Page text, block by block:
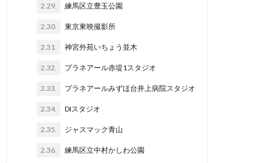
2.29. 練馬区立豊玉公園
2.30. 東京東映撮影所
2.31. 神宮外苑いちょう並木
2.32. プラネアール赤堤1スタジオ
2.33. プラネアールみずほ台井上病院スタジオ
2.34. DIスタジオ
2.35. ジャスマック青山
2.36. 練馬区立中村かしわ公園